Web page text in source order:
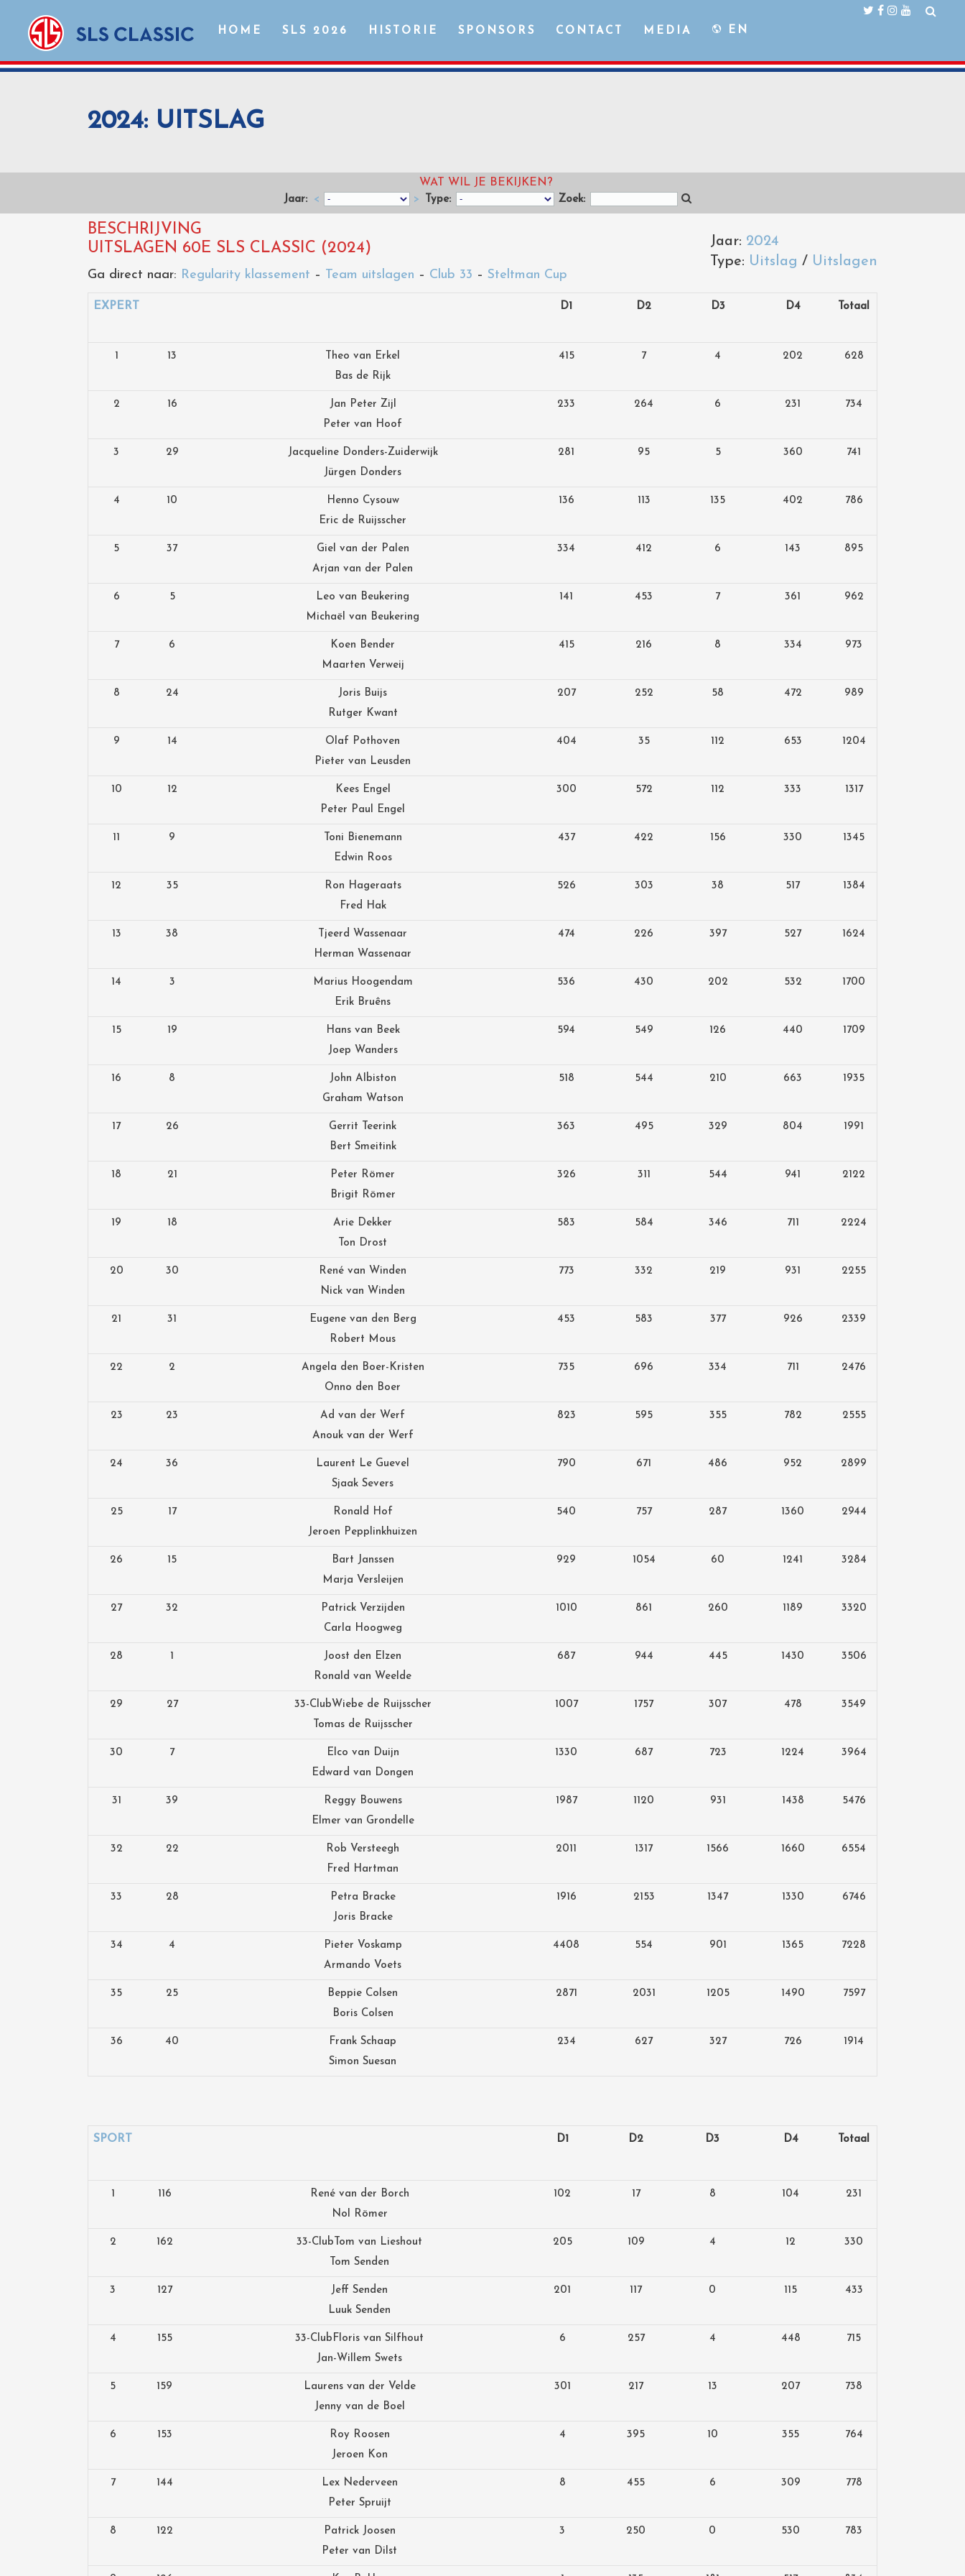
HOME SLS 2026 HISTORIE SPONSORS CONTACT MEDIA EN
2024: UITSLAG
WAT WIL JE BEKIJKEN?
Jaar: < > Type: Zoek:
Jaar: 2024
Type: Uitslag / Uitslagen
BESCHRIJVING
UITSLAGEN 60E SLS CLASSIC (2024)
Ga direct naar: Regularity klassement – Team uitslagen – Club 33 – Steltman Cup
EXPERT D1 D2 D3 D4 Totaal
1 13 Theo van Erkel
Bas de Rijk
415 7 4 202 628
2 16
Jan Peter Zijl
Peter van Hoof
233 264 6 231 734
3 29
Jacqueline Donders-Zuiderwijk
Jürgen Donders
281 95 5 360 741
4 10
Henno Cysouw
Eric de Ruijsscher
136 113 135 402 786
5 37
Giel van der Palen
Arjan van der Palen
334 412 6 143 895
6 5
Leo van Beukering
Michaël van Beukering
141 453 7 361 962
7 6
Koen Bender
Maarten Verweij
415 216 8 334 973
8 24
Joris Buijs
Rutger Kwant
207 252 58 472 989
9 14
Olaf Pothoven
Pieter van Leusden
404 35 112 653 1204
10 12
Kees Engel
Peter Paul Engel
300 572 112 333 1317
11 9
Toni Bienemann
Edwin Roos
437 422 156 330 1345
12 35
Ron Hageraats
Fred Hak
526 303 38 517 1384
13 38
Tjeerd Wassenaar
Herman Wassenaar
474 226 397 527 1624
14 3
Marius Hoogendam
Erik Bruêns
536 430 202 532 1700
15 19
Hans van Beek
Joep Wanders
594 549 126 440 1709
16 8
John Albiston
Graham Watson
518 544 210 663 1935
17 26
Gerrit Teerink
Bert Smeitink
363 495 329 804 1991
18 21
Peter Römer
Brigit Römer
326 311 544 941 2122
19 18
Arie Dekker
Ton Drost
583 584 346 711 2224
20 30
René van Winden
Nick van Winden
773 332 219 931 2255
21 31
Eugene van den Berg
Robert Mous
453 583 377 926 2339
22 2
Angela den Boer-Kristen
Onno den Boer
735 696 334 711 2476
23 23
Ad van der Werf
Anouk van der Werf
823 595 355 782 2555
24 36
Laurent Le Guevel
Sjaak Severs
790 671 486 952 2899
25 17
Ronald Hof
Jeroen Pepplinkhuizen
540 757 287 1360 2944
26 15
Bart Janssen
Marja Versleijen
929 1054 60 1241 3284
27 32
Patrick Verzijden
Carla Hoogweg
1010 861 260 1189 3320
28 1
Joost den Elzen
Ronald van Weelde
687 944 445 1430 3506
29 27 33-ClubWiebe de Ruijsscher
Tomas de Ruijsscher
1007 1757 307 478 3549
30 7
Elco van Duijn
Edward van Dongen
1330 687 723 1224 3964
31 39
Reggy Bouwens
Elmer van Grondelle
1987 1120 931 1438 5476
32 22
Rob Versteegh
Fred Hartman
2011 1317 1566 1660 6554
33 28
Petra Bracke
Joris Bracke
1916 2153 1347 1330 6746
34 4
Pieter Voskamp
Armando Voets
4408 554 901 1365 7228
35 25
Beppie Colsen
Boris Colsen
2871 2031 1205 1490 7597
36 40
Frank Schaap
Simon Suesan
234 627 327 726 1914
SPORT D1 D2 D3 D4 Totaal
1 116
René van der Borch
Nol Römer
102 17 8 104 231
2 162 33-Club Tom van Lieshout
Tom Senden
205 109 4 12 330
3 127
Jeff Senden
Luuk Senden
201 117 0 115 433
4 155 33-Club Floris van Silfhout
Jan-Willem Swets
6 257 4 448 715
5 159
Laurens van der Velde
Jenny van de Boel
301 217 13 207 738
6 153
Roy Roosen
Jeroen Kon
4 395 10 355 764
7 144
Lex Nederveen
Peter Spruijt
8 455 6 309 778
8 122
Patrick Joosen
Peter van Dilst
3 250 0 530 783